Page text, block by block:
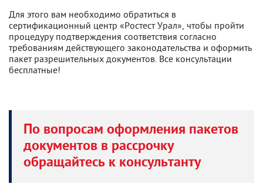
Для этого вам необходимо обратиться в
сертификационный центр «Ростест Урал», чтобы пройти
процедуру подтверждения соответствия согласно
требованиям действующего законодательства и оформить
пакет разрешительных документов. Все консультации
бесплатные!
По вопросам оформления пакетов
документов в рассрочку
обращайтесь к консультанту